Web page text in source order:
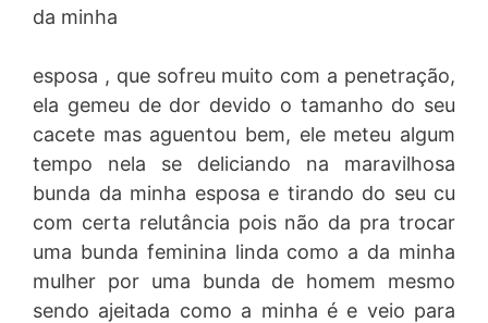
da minha
esposa , que sofreu muito com a penetração,
ela gemeu de dor devido o tamanho do seu
cacete mas aguentou bem, ele meteu algum
tempo nela se deliciando na maravilhosa
bunda da minha esposa e tirando do seu cu
com certa relutância pois não da pra trocar
uma bunda feminina linda como a da minha
mulher por uma bunda de homem mesmo
sendo ajeitada como a minha é e veio para